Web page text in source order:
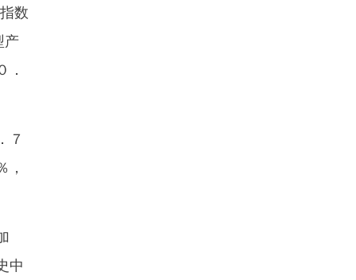
数
产
７
中